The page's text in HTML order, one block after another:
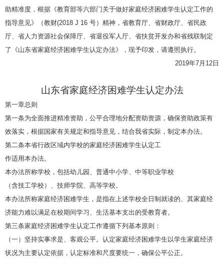
助精准度，根据《教育部等六部门关于做好家庭经济困难学生认定工作的
指导意见》（教财(2018 J 16 号）精神，省教育厅、省财政厅、省民政
厅、省人力资源社会保障厅、省退役军人厅、省扶贫开发办和省残联制定
了《山东省家庭经济困难学生认定办法》，现予印发，请遵照执行。
2019年7月12日
山东省家庭经济困难学生认定办法
第一章总则
第一条为全面推进精准资助，公平合理地分配资助资源，确保资助政策有
效落实，根据国家有关规定和指导意见，结合我省实际，制定本办法。
第二条本省行政区域内学校的家庭经济困难学生认定工
作适用本办法。
本办法所称学校，包括幼儿园、普通中小学、中等职业学校
（含技工学校）、技师学院、高等学校。
本办法所称家庭经济困难学生，是指在上述学校全日制就读的、其家庭经
济能力难以满足在校期间学习、生活基本支出的受教育者。
第三条家庭经济困难学生认定工作遵循下列基本原则：
（一）坚持实事求是、客观公平。认定家庭经济困难学生以学生家庭经济
状况为主要认定依据，认定标准和尺度要统一，确保公平公正。